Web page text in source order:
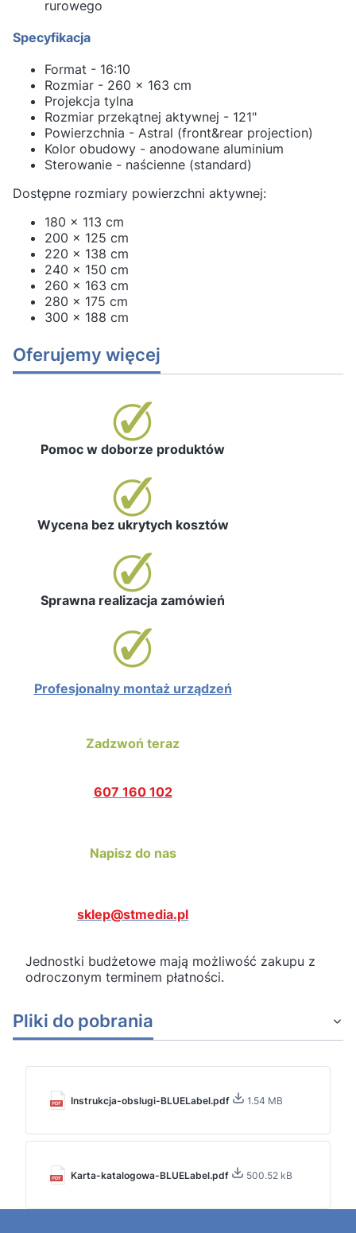
rurowego
Specyfikacja
Format - 16:10
Rozmiar - 260 x 163 cm
Projekcja tylna
Rozmiar przekątnej aktywnej - 121"
Powierzchnia - Astral (front&rear projection)
Kolor obudowy - anodowane aluminium
Sterowanie - naścienne (standard)
Dostępne rozmiary powierzchni aktywnej:
180 x 113 cm
200 x 125 cm
220 x 138 cm
240 x 150 cm
260 x 163 cm
280 x 175 cm
300 x 188 cm
Oferujemy więcej
Pomoc w doborze produktów
Wycena bez ukrytych kosztów
Sprawna realizacja zamówień
Profesjonalny montaż urządzeń
Zadzwoń teraz
607 160 102
Napisz do nas
sklep@stmedia.pl
Jednostki budżetowe mają możliwość zakupu z
odroczonym terminem płatności.
Pliki do pobrania
Instrukcja-obslugi-BLUELabel.pdf 1.54 MB
Karta-katalogowa-BLUELabel.pdf 500.52 kB